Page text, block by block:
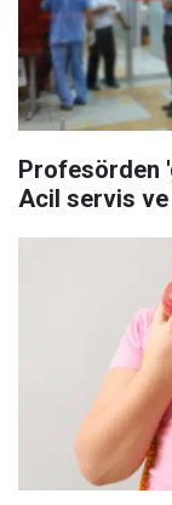
Profesörden
Acil servis ve